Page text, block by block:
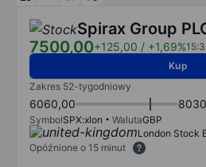
Spirax Group
7500,00+125,00 / +1,69%
Kup
Zakres 52-tygodniowy
6060,00
SymbolSPX:xlon WalutaGBP
London Stock
Opóźnione o 15 minut